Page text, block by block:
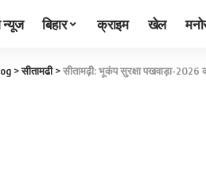
न्यूज बिहार क्राइम खेल
>सीतामढी>सीतामढ़ी: भूकंप सुरक्षा पखवाड़ा-